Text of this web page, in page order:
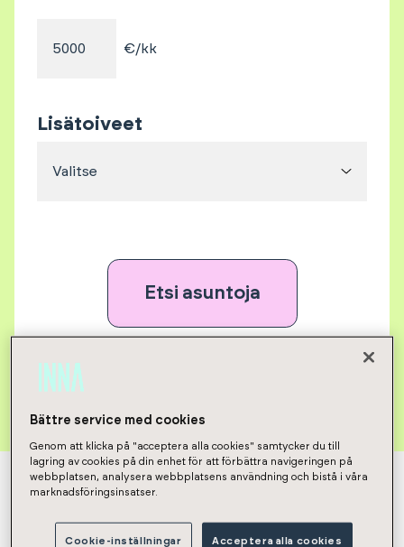
€/kk
Lisätoiveet
Valitse
Etsi asuntoja
Näytetään tulokset 1-12 / 1306
Heti vapaat asunnot
Bättre service med cookies
Genom att klicka på "acceptera alla cookies" samtycker du till
lagring av cookies på din enhet för att förbättra navigeringen på
webbplatsen, analysera webbplatsens användning och bistå i våra
marknadsföringsinsatser.
Cookie-inställningar Acceptera alla cookies